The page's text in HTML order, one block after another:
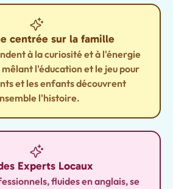
centrée sur la famille
à la curiosité et à l'énergie
l'éducation et le jeu pour
et les enfants découvrent
l'histoire.
Experts Locaux
fluides en anglais, se